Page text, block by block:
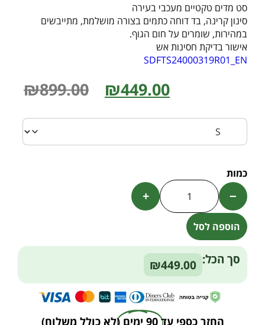
סט מדים טקטיים מעכבי בעירה
סינון קרינה, בד דוחה כתמים בצורה מושלמת, מתייבשים
במהירות, שומרים על חום הגוף.
אישור בדיקת חסינות אש
SDFTS24000319R01_EN
₪899.00 ₪449.00
−
+
הוספה לסל
Alternative:
סך הכל: ₪449.00
החזר כספי עד 90 ימים (לא כולל משלוח)